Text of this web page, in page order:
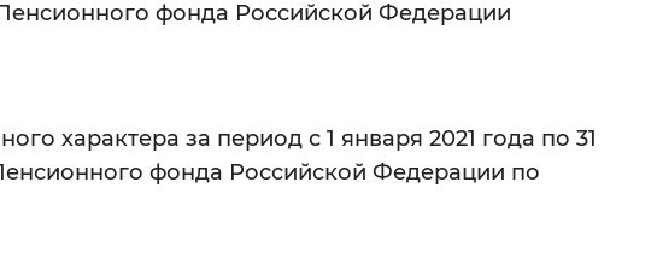
фонда Российской Федерации
характера за период с 1 января 2021 года по 31
фонда Российской Федерации по